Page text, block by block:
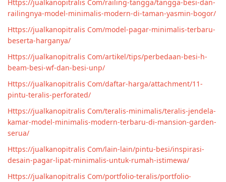
Https://jualkanopitralis Com/railing-tangga/tangga-besi-dan-
railingnya-model-minimalis-modern-di-taman-yasmin-bogor/
Https://jualkanopitralis Com/model-pagar-minimalis-terbaru-
beserta-harganya/
Https://jualkanopitralis Com/artikel/tips/perbedaan-besi-h-
beam-besi-wf-dan-besi-unp/
Https://jualkanopitralis Com/daftar-harga/attachment/11-
pintu-teralis-perforated/
Https://jualkanopitralis Com/teralis-minimalis/teralis-jendela-
kamar-model-minimalis-modern-terbaru-di-mansion-garden-
serua/
Https://jualkanopitralis Com/lain-lain/pintu-besi/inspirasi-
desain-pagar-lipat-minimalis-untuk-rumah-istimewa/
Https://jualkanopitralis Com/portfolio-teralis/portfolio-